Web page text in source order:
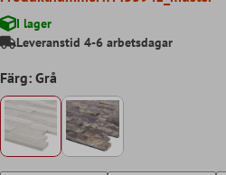
I lager
Leveranstid 4-6 arbetsdagar
Färg: Grå